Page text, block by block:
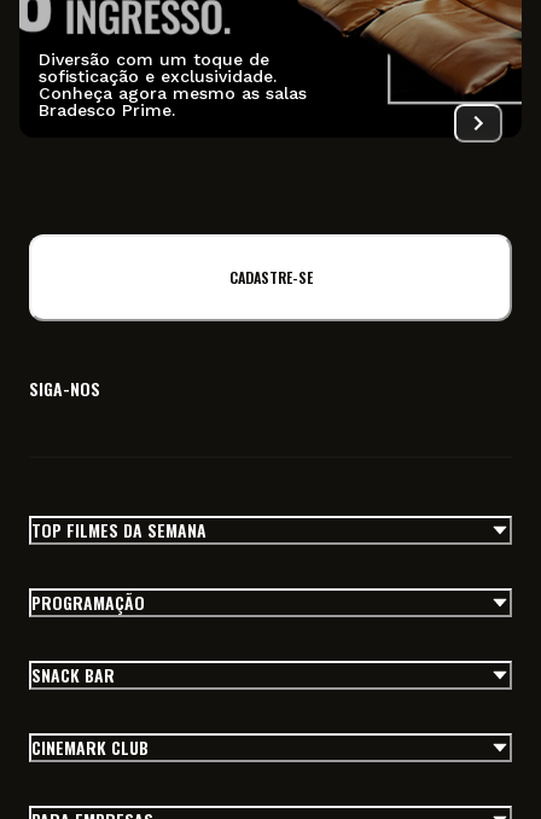
Diversão com um toque de
sofisticação e exclusividade.
Conheça agora mesmo as salas
Bradesco Prime.
CADASTRE-SE
SIGA-NOS
TOP FILMES DA SEMANA
PROGRAMAÇÃO
SNACK BAR
CINEMARK CLUB